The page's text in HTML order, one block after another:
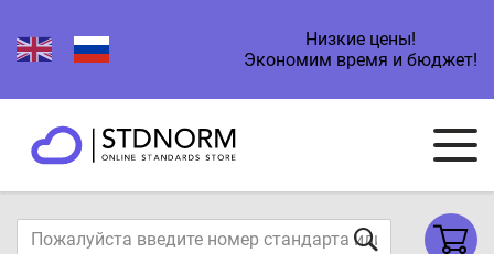
Низкие цены!
Экономим время и бюджет!